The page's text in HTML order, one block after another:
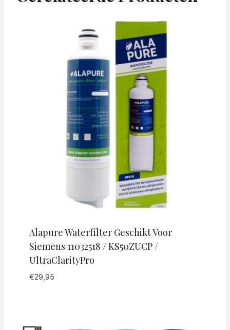
Alapure Waterfilter Geschikt Voor
Siemens 11032518 / KS50ZUCP /
UltraClarityPro
€29,95